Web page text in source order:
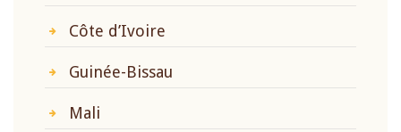
Côte d’Ivoire
Guinée-Bissau
Mali